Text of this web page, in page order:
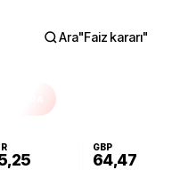
Ara"Faiz kararı"
GBP
64,47